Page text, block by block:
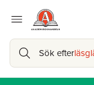
Sök efter